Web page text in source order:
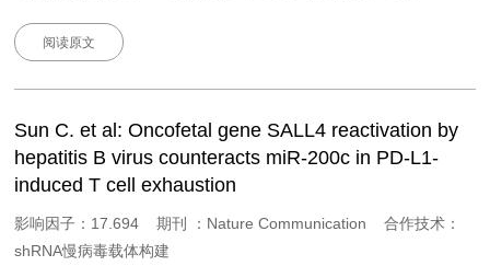
阅读原文
Sun C. et al: Oncofetal gene SALL4 reactivation by
hepatitis B virus counteracts miR-200c in PD-L1-
induced T cell exhaustion
影响因子：17.694 期刊 ：Nature Communication 合作技术：
shRNA慢病毒载体构建